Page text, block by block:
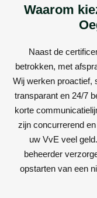
Waarom
Naast de
betrokken, met
Wij werken proactief,
transparant en 24/7
korte
zijn concurrerend
uw VvE veel
beheerder
opstarten van een